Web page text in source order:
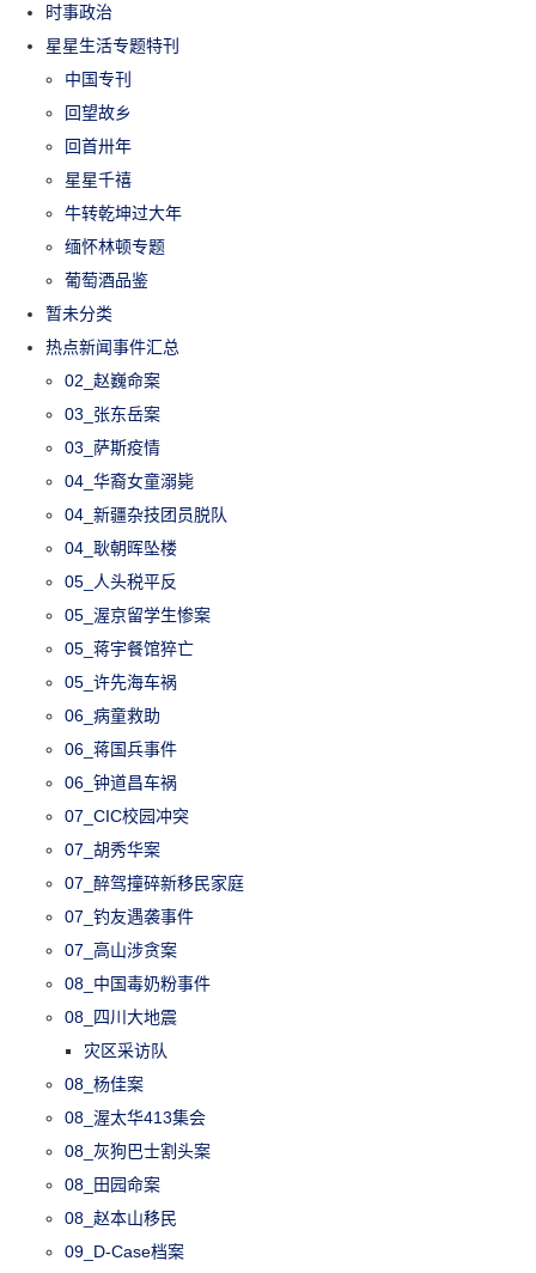
时事政治
星星生活专题特刊
中国专刊
回望故乡
回首卅年
星星千禧
牛转乾坤过大年
缅怀林顿专题
葡萄酒品鉴
暂未分类
热点新闻事件汇总
02_赵巍命案
03_张东岳案
03_萨斯疫情
04_华裔女童溺毙
04_新疆杂技团员脱队
04_耿朝晖坠楼
05_人头税平反
05_渥京留学生惨案
05_蒋宇餐馆猝亡
05_许先海车祸
06_病童救助
06_蒋国兵事件
06_钟道昌车祸
07_CIC校园冲突
07_胡秀华案
07_醉驾撞碎新移民家庭
07_钓友遇袭事件
07_高山涉贪案
08_中国毒奶粉事件
08_四川大地震
灾区采访队
08_杨佳案
08_渥太华413集会
08_灰狗巴士割头案
08_田园命案
08_赵本山移民
09_D-Case档案